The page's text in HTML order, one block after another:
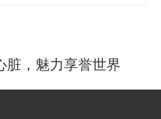
脏，魅力享誉世界